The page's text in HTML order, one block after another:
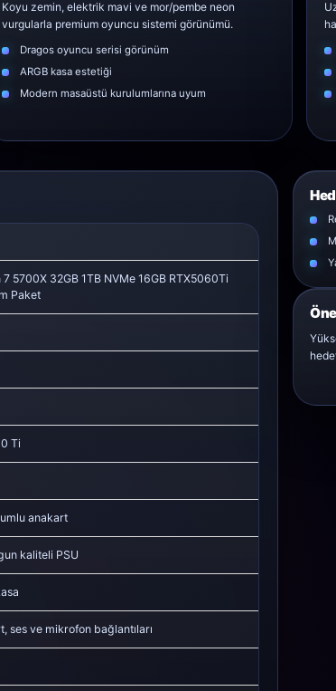
Koyu zemin, elektrik mavi ve mor/pembe neon
vurgularla premium oyuncu sistemi görünümü.
Dragos oyuncu serisi görünüm
ARGB kasa estetiği
Modern masaüstü kurulumlarına uyum
5700X 32GB 1TB NVMe 16GB RTX5060Ti
Paket
Ti
anakart
kaliteli PSU
ses ve mikrofon bağlantıları